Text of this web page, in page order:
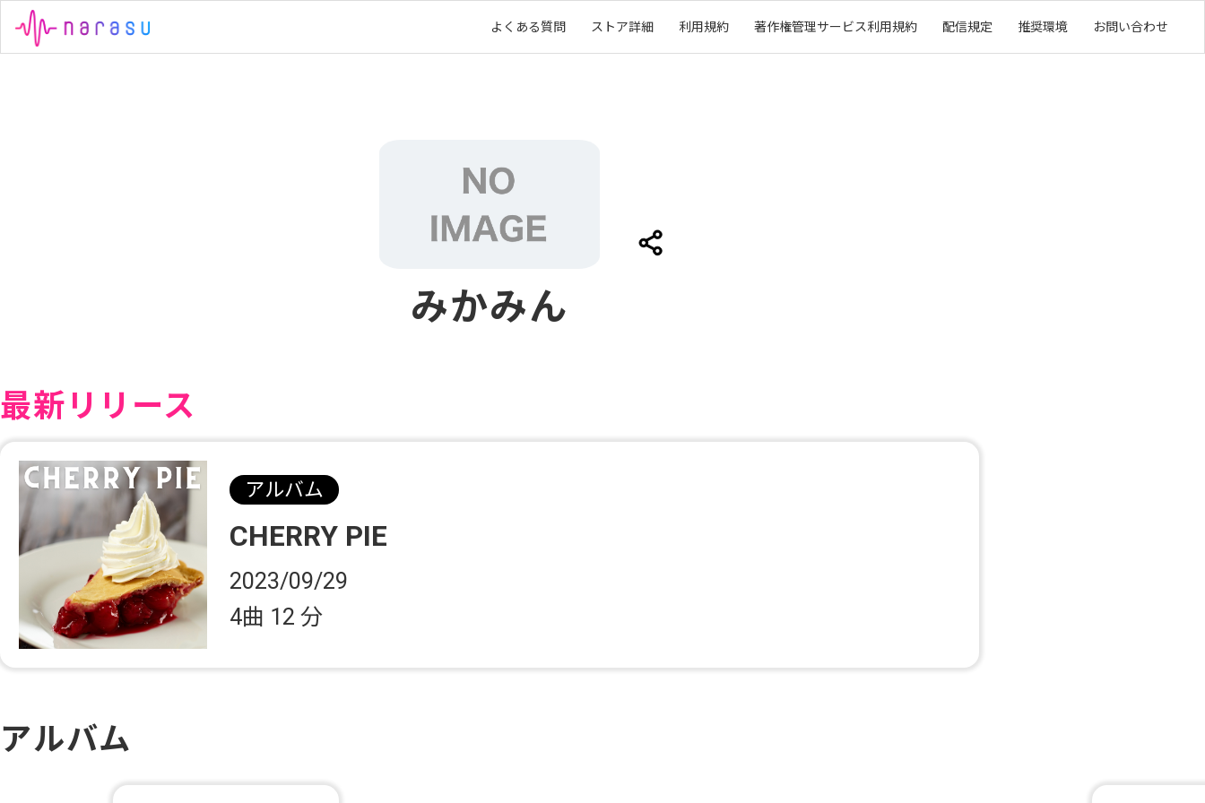
よくある質問 ストア詳細 利用規約 著作権管理サービス利用規約 配信規定 推奨環境 お問い合わせ
みかみん
最新リリース
アルバム
CHERRY PIE
2023/09/29
4曲 12 分
アルバム